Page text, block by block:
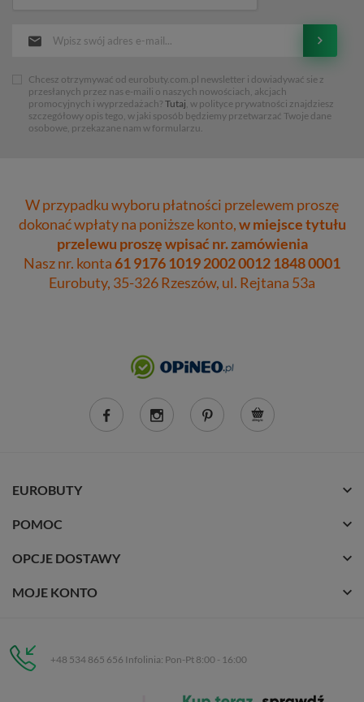
Chcesz otrzymywać od eurobuty.com.pl newsletter i dowiadywać sie z
przesłanych przez nas e-maili o naszych nowościach, akcjach
promocyjnych i wyprzedażach? Tutaj, w polityce prywatności znajdziesz
szczegółowy opis tego, w jaki sposób będziemy przetwarzać Twoje dane
osobowe, przekazane nam w formularzu.
W przypadku wyboru płatności przelewem proszę
dokonać wpłaty na poniższe konto,w miejsce tytułu
przelewu proszę wpisać nr. zamówienia
Nasz nr. konta61 9176 1019 2002 0012 1848 0001
Eurobuty, 35-326 Rzeszów, ul. Rejtana 53a
EUROBUTY
POMOC
OPCJE DOSTAWY
MOJE KONTO
+48 534 865 656 Infolinia: Pon-Pt 8:00 - 16:00